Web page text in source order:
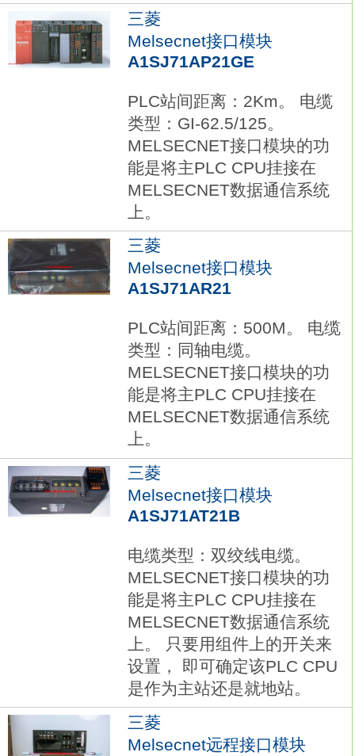
三菱
Melsecnet接口模块
A1SJ71AP21GE
PLC站间距离：2Km。 电缆
类型：GI-62.5/125。
MELSECNET接口模块的功
能是将主PLC CPU挂接在
MELSECNET数据通信系统
上。
三菱
Melsecnet接口模块
A1SJ71AR21
PLC站间距离：500M。 电缆
类型：同轴电缆。
MELSECNET接口模块的功
能是将主PLC CPU挂接在
MELSECNET数据通信系统
上。
三菱
Melsecnet接口模块
A1SJ71AT21B
电缆类型：双绞线电缆。
MELSECNET接口模块的功
能是将主PLC CPU挂接在
MELSECNET数据通信系统
上。 只要用组件上的开关来
设置， 即可确定该PLC CPU
是作为主站还是就地站。
三菱
Melsecnet远程接口模块